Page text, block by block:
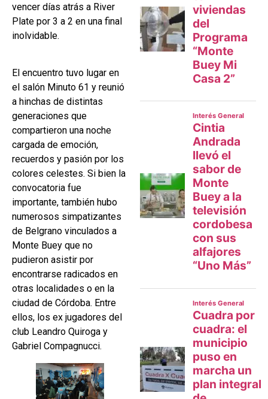
vencer días atrás a River
Plate por 3 a 2 en una final
inolvidable.
El encuentro tuvo lugar en
el salón Minuto 61 y reunió
a hinchas de distintas
generaciones que
compartieron una noche
cargada de emoción,
recuerdos y pasión por los
colores celestes. Si bien la
convocatoria fue
importante, también hubo
numerosos simpatizantes
de Belgrano vinculados a
Monte Buey que no
pudieron asistir por
encontrarse radicados en
otras localidades o en la
ciudad de Córdoba. Entre
ellos, los ex jugadores del
club Leandro Quiroga y
Gabriel Compagnucci.